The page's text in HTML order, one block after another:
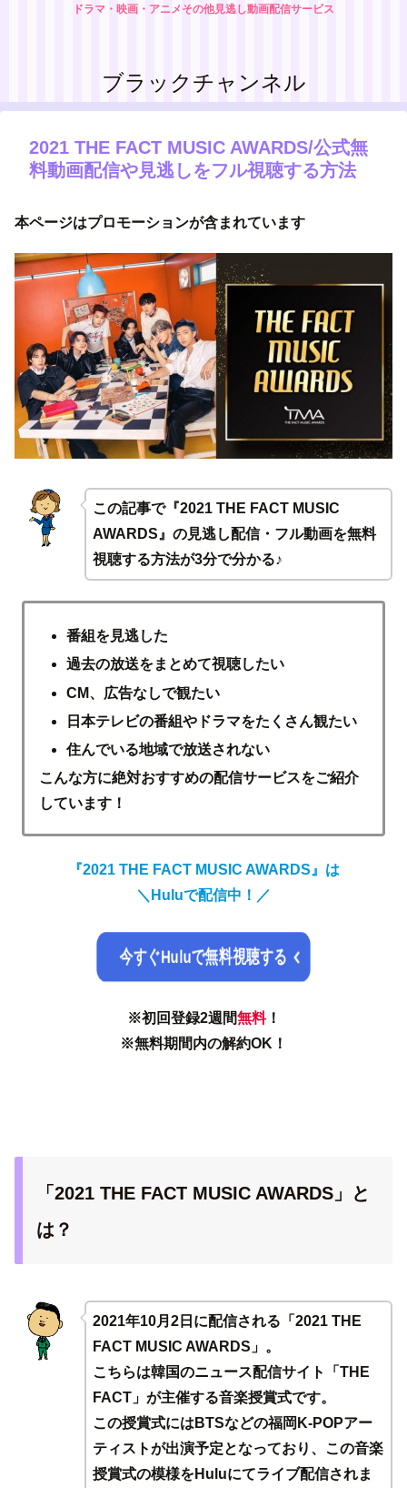
ドラマ・映画・アニメその他見逃し動画配信サービス
ブラックチャンネル
2021 THE FACT MUSIC AWARDS/公式無
料動画配信や見逃しをフル視聴する方法
本ページはプロモーションが含まれています
この記事で『2021 THE FACT MUSIC
AWARDS』の見逃し配信・フル動画を無料
視聴する方法が3分で分かる♪
番組を見逃した
過去の放送をまとめて視聴したい
CM、広告なしで観たい
日本テレビの番組やドラマをたくさん観たい
住んでいる地域で放送されない
こんな方に絶対おすすめの配信サービスをご紹介
しています！
『2021 THE FACT MUSIC AWARDS』は
＼ Huluで配信中！ ／
今すぐHuluで無料視聴する
※初回登録2週間無料！
※無料期間内の解約OK！
「2021 THE FACT MUSIC AWARDS」と
は？
2021年10月2日に配信される「2021 THE
FACT MUSIC AWARDS」。
こちらは韓国のニュース配信サイト「THE
FACT」が主催する音楽授賞式です。
この授賞式にはBTSなどの福岡K-POPアー
ティストが出演予定となっており、この音楽
授賞式の模様をHuluにてライブ配信されま